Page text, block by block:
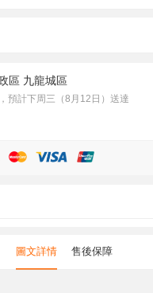
區 九龍城區
預計下周三（8月12日）送達
圖文詳情 售後保障